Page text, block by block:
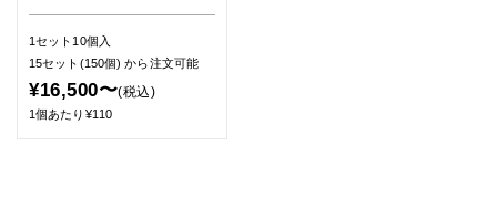
1セット10個入
15セット(150個)から注文可能
¥16,500〜(税込)
1個あたり¥110